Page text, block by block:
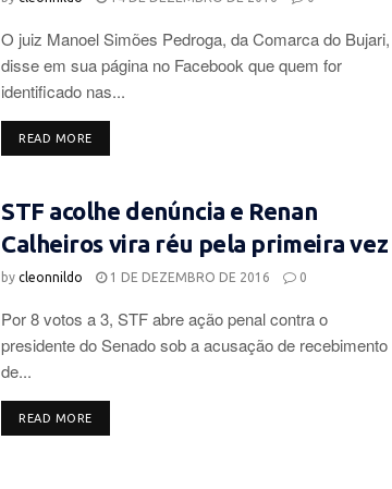
O juiz Manoel Simões Pedroga, da Comarca do Bujari,
disse em sua página no Facebook que quem for
identificado nas...
READ MOREDETAILS
STF acolhe denúncia e Renan
Calheiros vira réu pela primeira vez
by cleonnildo 1 DE DEZEMBRO DE 2016 0
Por 8 votos a 3, STF abre ação penal contra o
presidente do Senado sob a acusação de recebimento
de...
READ MOREDETAILS